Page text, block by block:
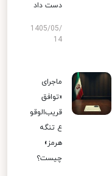
دست داد
1405/05/
14
ماجرای
«توافق
قریب‌الوقو
ع تنگه
هرمز»
چیست؟